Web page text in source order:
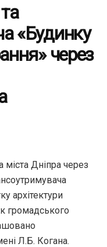
«Будинку
через
Дніпра через
архітектури
громадського
Л.Б. Когана.